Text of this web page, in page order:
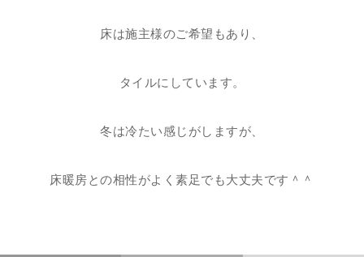
床は施主様のご希望もあり、
タイルにしています。
冬は冷たい感じがしますが、
床暖房との相性がよく素足でも大丈夫です＾＾